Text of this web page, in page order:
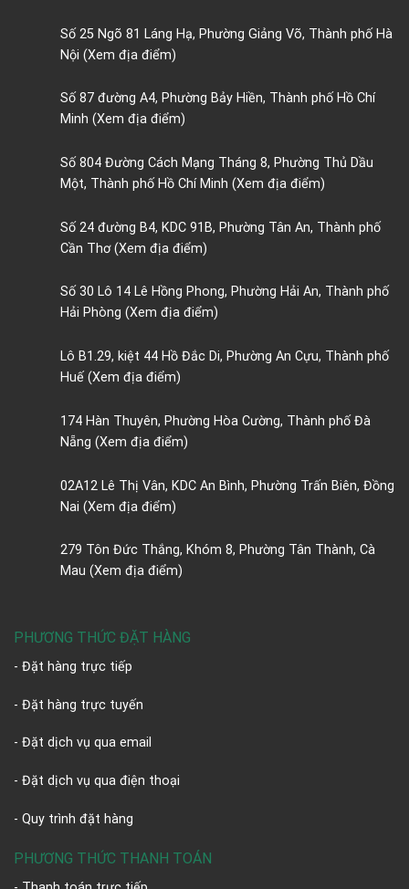
Số 25 Ngõ 81 Láng Hạ, Phường Giảng Võ, Thành phố Hà
Nội (Xem địa điểm)
Số 87 đường A4, Phường Bảy Hiền, Thành phố Hồ Chí
Minh (Xem địa điểm)
Số 804 Đường Cách Mạng Tháng 8, Phường Thủ Dầu
Một, Thành phố Hồ Chí Minh (Xem địa điểm)
Số 24 đường B4, KDC 91B, Phường Tân An, Thành phố
Cần Thơ(Xem địa điểm)
Số 30 Lô 14 Lê Hồng Phong, Phường Hải An, Thành phố
Hải Phòng (Xem địa điểm)
Lô B1.29, kiệt 44 Hồ Đắc Di, Phường An Cựu, Thành phố
Huế (Xem địa điểm)
174 Hàn Thuyên, Phường Hòa Cường, Thành phố Đà
Nẵng (Xem địa điểm)
02A12 Lê Thị Vân, KDC An Bình, Phường Trấn Biên, Đồng
Nai (Xem địa điểm)
279 Tôn Đức Thắng, Khóm 8, Phường Tân Thành, Cà
Mau (Xem địa điểm)
PHƯƠNG THỨC ĐẶT HÀNG
- Đặt hàng trực tiếp
- Đặt hàng trực tuyến
- Đặt dịch vụ qua email
- Đặt dịch vụ qua điện thoại
- Quy trình đặt hàng
PHƯƠNG THỨC THANH TOÁN